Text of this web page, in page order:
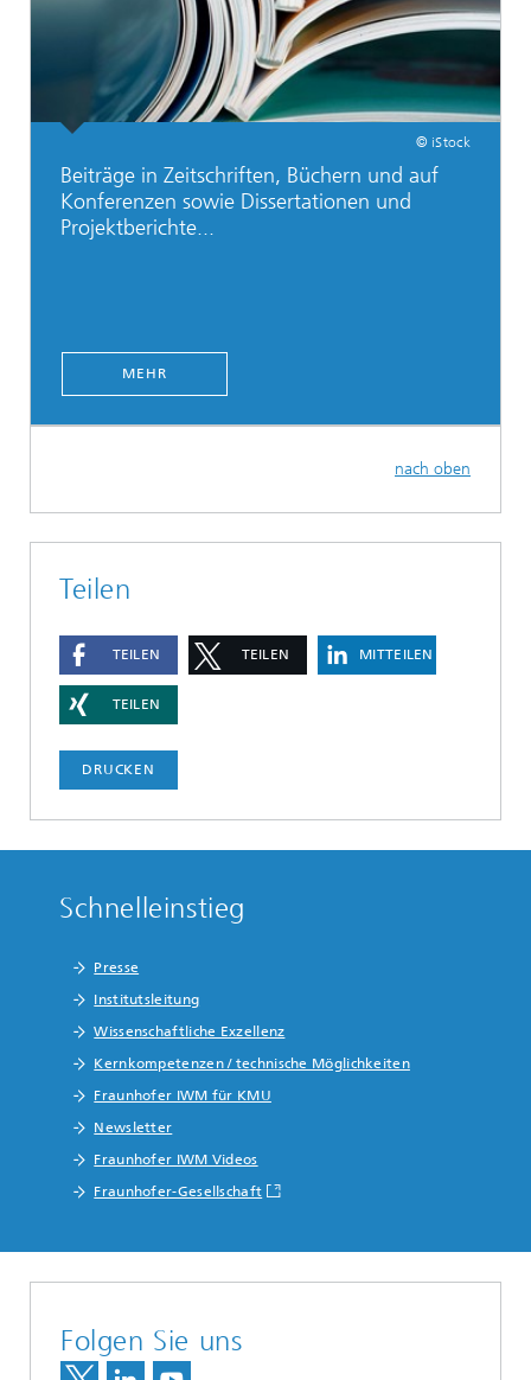
© iStock
Beiträge in Zeitschriften, Büchern und auf
Konferenzen sowie Dissertationen und
Projektberichte...
MEHR
nach oben
Teilen
TEILEN TEILEN MITTEILEN
TEILEN
DRUCKEN
Schnelleinstieg
Presse
Institutsleitung
Wissenschaftliche Exzellenz
Kernkompetenzen / technische Möglichkeiten
Fraunhofer IWM für KMU
Newsletter
Fraunhofer IWM Videos
Fraunhofer-Gesellschaft
Folgen Sie uns